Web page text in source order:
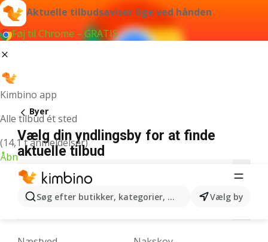
Aktuelle tilbudsaviser lige ved hånden
Føj til Chrome – GRATIS
Kimbino app
Alle tilbud ét sted
(14,1 t anmeldelser)
Åbn
Søg efter butikker, kategorier, produkter...Vælg by
Byer
Vælg din yndlingsby for at finde
aktuelle tilbud
A B C
J
K
L M N O R S V